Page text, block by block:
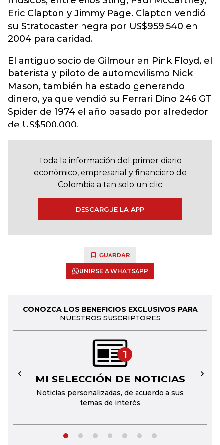
Eric Clapton y Jimmy Page. Clapton vendió
su Stratocaster negra por US$959.540 en
2004 para caridad.
El antiguo socio de Gilmour en Pink Floyd, el
baterista y piloto de automovilismo Nick
Mason, también ha estado generando
dinero, ya que vendió su Ferrari Dino 246 GT
Spider de 1974 el año pasado por alrededor
de US$500.000.
Toda la información del primer diario
económico, empresarial y financiero de
Colombia a tan solo un clic
DESCARGUE LA APP
GUARDAR
UNIRSE A WHATSAPP
CONOZCA LOS BENEFICIOS EXCLUSIVOS PARA
NUESTROS SUSCRIPTORES
1
MI SELECCIÓN DE NOTICIAS
Noticias personalizadas, de acuerdo a sus
temas de interés
← →